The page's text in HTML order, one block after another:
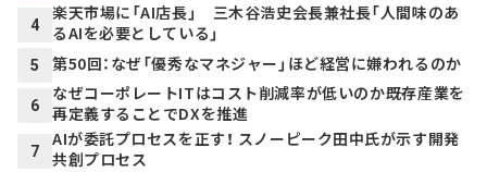
4
楽天市場に「AI店長」 三木谷浩史会長兼社長「人間味のあ
るAIを必要としている」
5 第50回：なぜ「優秀なマネジャー」ほど経営に嫌われるのか
6
なぜコーポレートITはコスト削減率が低いのか――既存産業を
再定義することでDXを推進
7
AIが委託プロセスを正す！ スノーピーク田中氏が示す開発
共創プロセス